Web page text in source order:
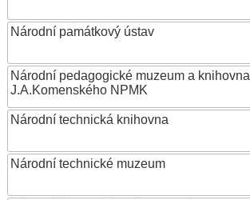
Národní památkový ústav
Národní pedagogické muzeum a knihovna
J.A.Komenského NPMK
Národní technická knihovna
Národní technické muzeum